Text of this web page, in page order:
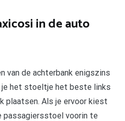
in de auto
van de achterbank enigszins
je het stoeltje het beste links
plaatsen. Als je ervoor kiest
voorin te